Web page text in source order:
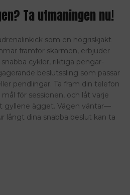
Ta utmaningen nu!
som en högriskjakt
framför skärmen, erbjuder
cykler, riktiga pengar-
beslutssling som passar
pendlingar. Ta fram din telefon
för sessionen, och låt varje
gyllene ägget. Vägen väntar—
långt dina snabba beslut kan ta